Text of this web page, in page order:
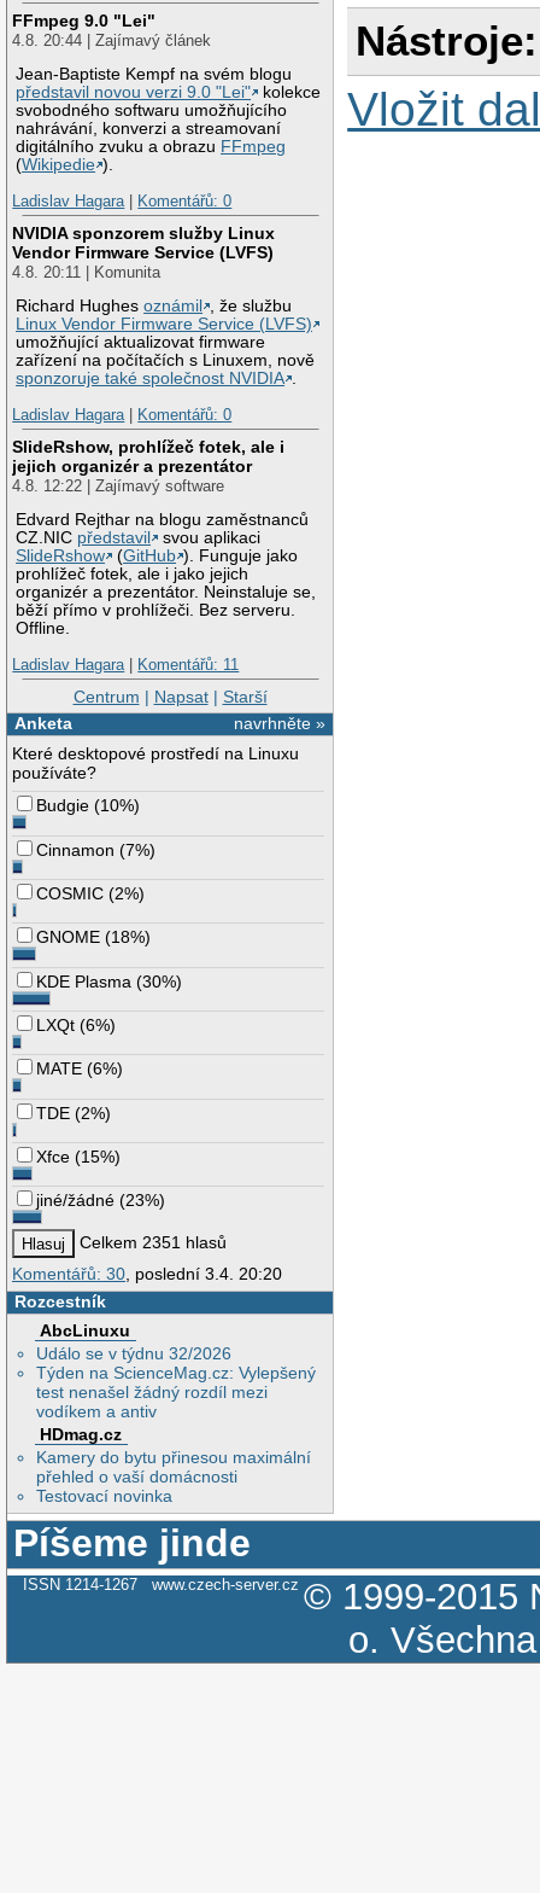
FFmpeg 9.0 "Lei"
4.8. 20:44 | Zajímavý článek
Jean-Baptiste Kempf na svém blogu
představil novou verzi 9.0 "Lei"
kolekce
svobodného softwaru umožňujícího
nahrávání, konverzi a streamovaní
digitálního zvuku a obrazu FFmpeg
(Wikipedie ).
Ladislav Hagara| Komentářů: 0
NVIDIA sponzorem služby Linux
Vendor Firmware Service (LVFS)
4.8. 20:11 | Komunita
Richard Hughesoznámil
, že službu
Linux Vendor Firmware Service (LVFS)
umožňující aktualizovat firmware
zařízení na počítačích s Linuxem, nově
sponzoruje také společnost NVIDIA .
Ladislav Hagara| Komentářů: 0
SlideRshow, prohlížeč fotek, ale i
jejich organizér a prezentátor
4.8. 12:22 | Zajímavý software
Edvard Rejthar na blogu zaměstnanců
CZ.NIC představil
svou aplikaci
SlideRshow
(GitHub ). Funguje jako
prohlížeč fotek, ale i jako jejich
organizér a prezentátor. Neinstaluje se,
běží přímo v prohlížeči. Bez serveru.
Offline.
Ladislav Hagara| Komentářů: 11
Centrum | Napsat| Starší
navrhněte »
Anketa
Které desktopové prostředí na Linuxu
používáte?
Budgie (10%)
Cinnamon (7%)
COSMIC (2%)
GNOME (18%)
KDE Plasma (30%)
LXQt (6%)
MATE (6%)
TDE (2%)
Xfce (15%)
jiné/žádné (23%)
Celkem 2351 hlasů
Komentářů: 30 , poslední 3.4. 20:20
Rozcestník
AbcLinuxu
Událo se v týdnu 32/2026
Týden na ScienceMag.cz: Vylepšený
test nenašel žádný rozdíl mezi
vodíkem a antiv
HDmag.cz
Kamery do bytu přinesou maximální
přehled o vaší domácnosti
Testovací novinka
Nástroje:
Vložit
Píšeme jinde
ISSN 1214-1267 www.czech-server.cz © 1999-2015
o.